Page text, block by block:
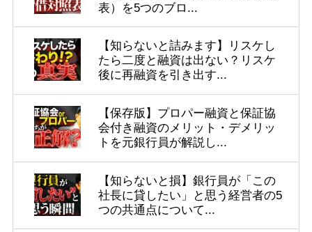
表）を5つのブロ...
【知らないと詰みます】リスケし
たら二度と融資は出ない？リスケ
後に再融資を引き出す...
【保存版】プロパー融資と保証協
会付き融資のメリット・デメリッ
トを元銀行員が解説し...
【知らないと損】銀行員が「この
社長に貸したい」と思う経営者の5
つの共通点について...